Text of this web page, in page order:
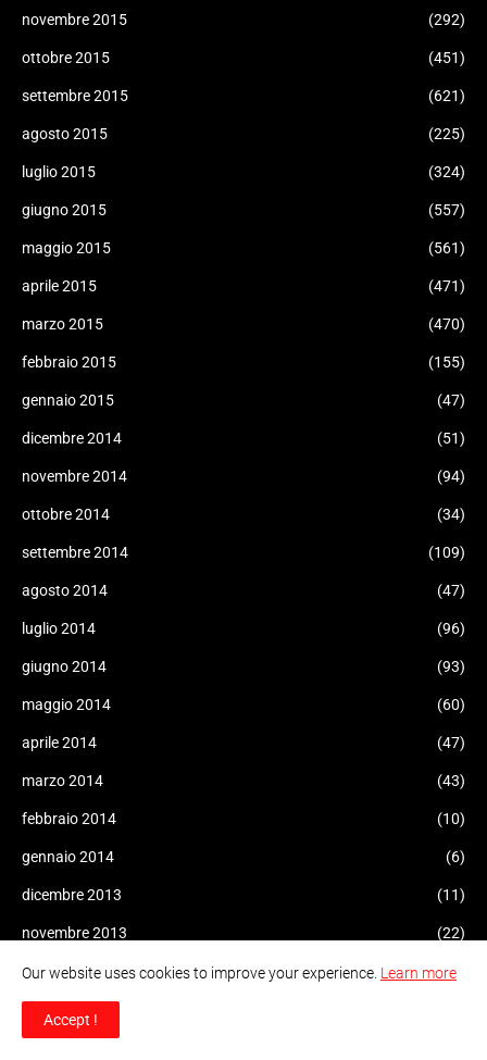
novembre 2015 (292)
ottobre 2015 (451)
settembre 2015 (621)
agosto 2015 (225)
luglio 2015 (324)
giugno 2015 (557)
maggio 2015 (561)
aprile 2015 (471)
marzo 2015 (470)
febbraio 2015 (155)
gennaio 2015 (47)
dicembre 2014 (51)
novembre 2014 (94)
ottobre 2014 (34)
settembre 2014 (109)
agosto 2014 (47)
luglio 2014 (96)
giugno 2014 (93)
maggio 2014 (60)
aprile 2014 (47)
marzo 2014 (43)
febbraio 2014 (10)
gennaio 2014 (6)
dicembre 2013 (11)
novembre 2013 (22)
ottobre 2013 (14)
settembre 2013
Our website uses cookies to improve your experience. Learn more
Accept !